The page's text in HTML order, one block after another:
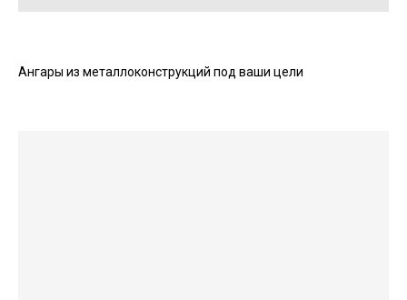
Ангары из металлоконструкций под ваши цели